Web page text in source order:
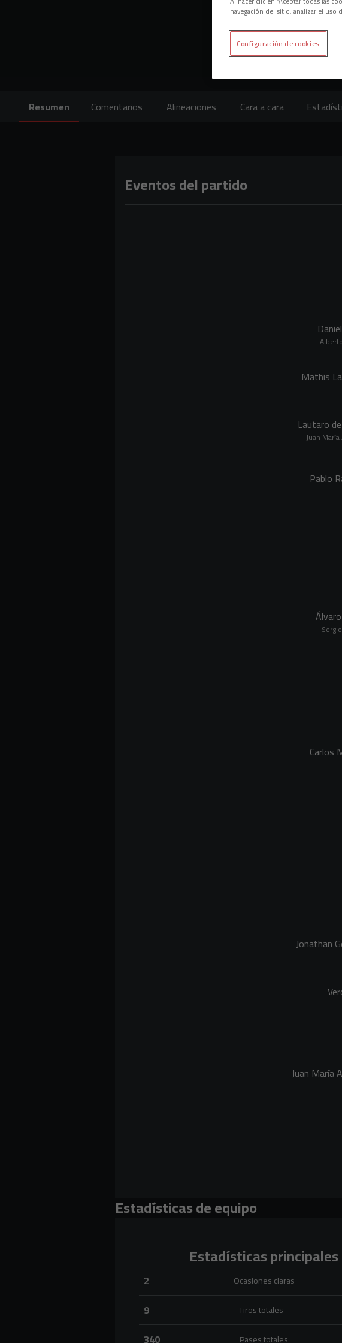
Resumen Comentarios Alineaciones Cara a cara
Eventos del partido
Mathis
Lautaro
Juan
Pablo
Carlos
Jonathan
Juan María
Estadísticas de equipo
Estadísticas principales
Ocasiones claras:CD Mirandés 2 versus Real
2 Ocasiones claras
Tiros totales:CD Mirandés 9 versus Real Sporting 11
9 Tiros totales
340 Pases totales
navegación del sitio, analizar el
Configuración de cookies